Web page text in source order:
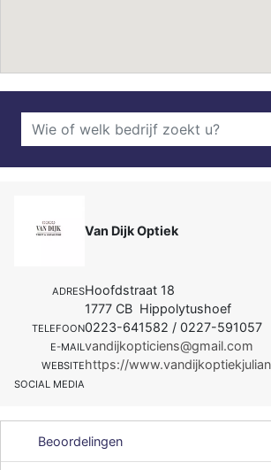
Van Dijk Optiek
ADRESHoofdstraat 18
1777 CB Hippolytushoef
TELEFOON0223-641582 / 0227-591057
E-MAILvandijkopticiens@gmail.com
WEBSITEhttps://
SOCIAL MEDIA
Beoordelingen